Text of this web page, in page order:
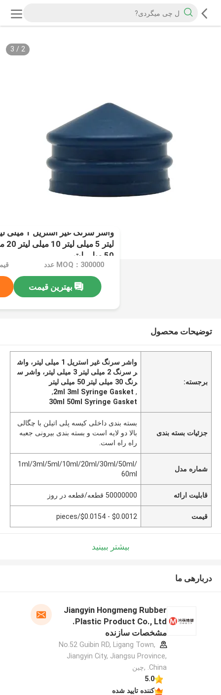
2
/
3
50 میلی لیتر
MOQ：300000 عدد
بهترین قیمت
توضیحات محصول
برجسته:
واشر سرنگ غیر استریل 1 میلی لیتر، واش
ر سرنگ 2 میلی لیتر 3 میلی لیتر، واشر س
رنگ 30 میلی لیتر 50 میلی لیتر
,
2ml 3ml Syringe Gasket
,
30ml 50ml Syringe Gasket
جزئیات بسته بندی
بسته بندی داخلی کیسه پلی اتیلن با چگالی
بالا دو لایه است و بسته بندی بیرونی جعبه
راه راه است.
شماره مدل
1ml/3ml/5ml/10ml/20ml/30ml/50ml/
60ml
قابلیت ارائه 50000000 قطعه/قطعه در روز
قیمت $0.0012 - $0.0154/pieces
بیشتر ببینید
دربارهی ما
Jiangyin Hongmeng Rubber
Plastic Product Co., Ltd.
مشخصات سازنده
No.52 Guibin RD, Ligang Town,
Jiangyin City, Jiangsu Province,
China. ,چین
5.0
کننده تایید شده